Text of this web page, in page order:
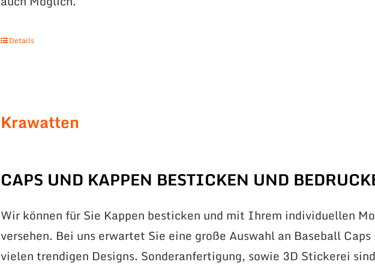
Details
Krawatten
CAPS UND KAPPEN BESTICKEN UND
Wir können für Sie Kappen besticken und mit Ihrem individuellen
versehen. Bei uns erwartet Sie eine große Auswahl an Baseball Caps
vielen trendigen Designs. Sonderanfertigung, sowie 3D Stickerei sind